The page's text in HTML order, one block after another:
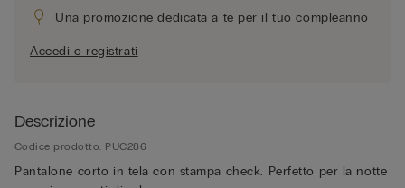
Una promozione dedicata a te per il tuo compleanno
Accedi o registrati
Descrizione
Codice prodotto: PUC286
Pantalone corto in tela con stampa check. Perfetto per la notte